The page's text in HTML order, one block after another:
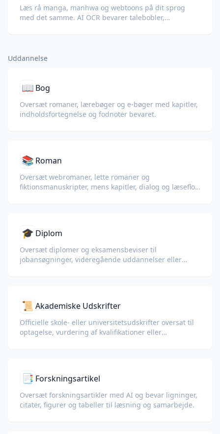
Læs rå manga, manhwa og webtoons på dit sprog
med det samme. AI OCR bevarer talebobler,
Uddannelse
📖 Bog
Oversæt romaner, lærebøger og e-bøger med kapitler,
indholdsfortegnelse og fodnoter bevaret.
📚 Roman
Oversæt webromaner, lette romaner og
fiktionsmanuskripter, mens kapitler, dialog og læseflow
🎓 Diplom
Oversæt diplomer og eksamensbeviser til
jobansøgninger, videregående uddannelser eller
📜 Akademiske Udskrifter
Officielle skole- eller universitetsudskrifter oversat til
optagelse, vurdering af kvalifikationer eller
📑 Forskningsartikel
Oversæt forskningsartikler med AI og bevar ligninger,
citater, figurer og tabeller til læsning og samarbejde.